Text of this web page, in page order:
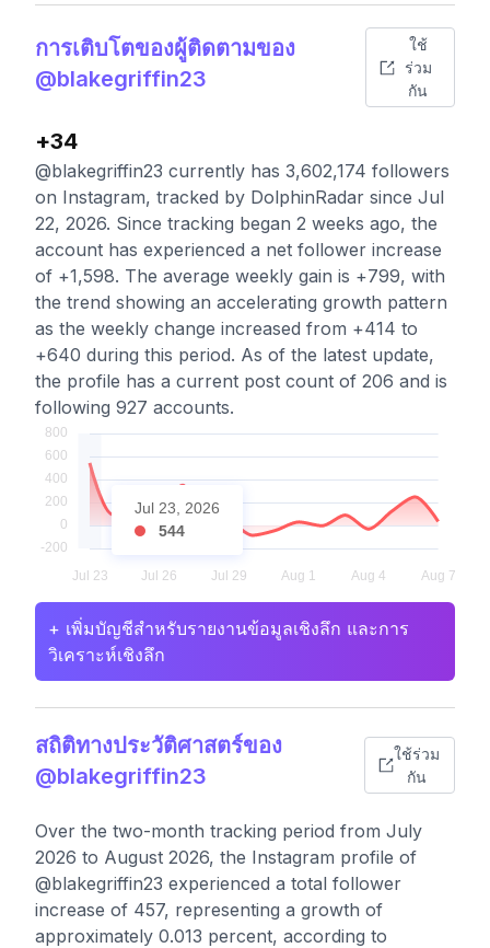
การเติบโตของผู้ติดตามของ
@blakegriffin23
ใช้
ร่วม
กัน
+34
@blakegriffin23 currently has 3,602,174 followers
on Instagram, tracked by DolphinRadar since Jul
22, 2026. Since tracking began 2 weeks ago, the
account has experienced a net follower increase
of +1,598. The average weekly gain is +799, with
the trend showing an accelerating growth pattern
as the weekly change increased from +414 to
+640 during this period. As of the latest update,
the profile has a current post count of 206 and is
following 927 accounts.
Jul 23, 2026
544
+ เพิ่มบัญชีสำหรับรายงานข้อมูลเชิงลึก และการ
วิเคราะห์เชิงลึก
สถิติทางประวัติศาสตร์ของ
@blakegriffin23
ใช้ร่วม
กัน
Over the two-month tracking period from July
2026 to August 2026, the Instagram profile of
@blakegriffin23 experienced a total follower
increase of 457, representing a growth of
approximately 0.013 percent, according to